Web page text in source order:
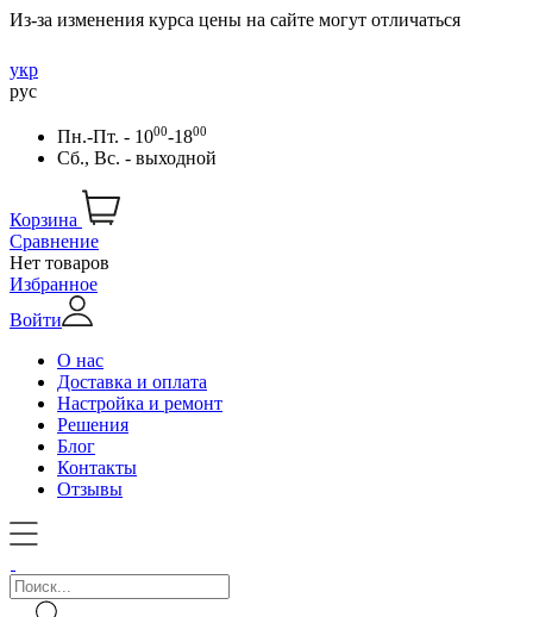
Из-за изменения курса цены на сайте могут отличаться
укр
рус
Пн.-Пт. - 1000-1800
Сб., Вс. - выходной
Корзина
Сравнение
Нет товаров
Избранное
Войти
О нас
Доставка и оплата
Настройка и ремонт
Решения
Блог
Контакты
Отзывы